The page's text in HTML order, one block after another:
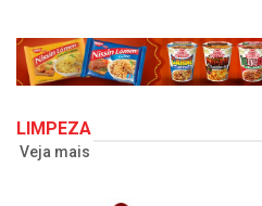
LIMPEZA
Veja mais